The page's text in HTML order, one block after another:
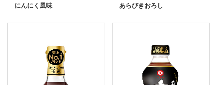
にんにく風味
あらびきおろし